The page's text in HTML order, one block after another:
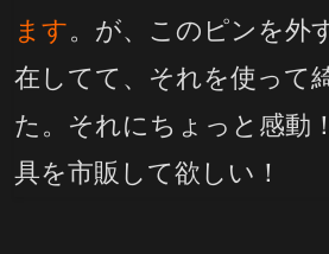
ます。が、このピンを外
在してて、それを使って
た。それにちょっと感動
具を市販して欲しい！